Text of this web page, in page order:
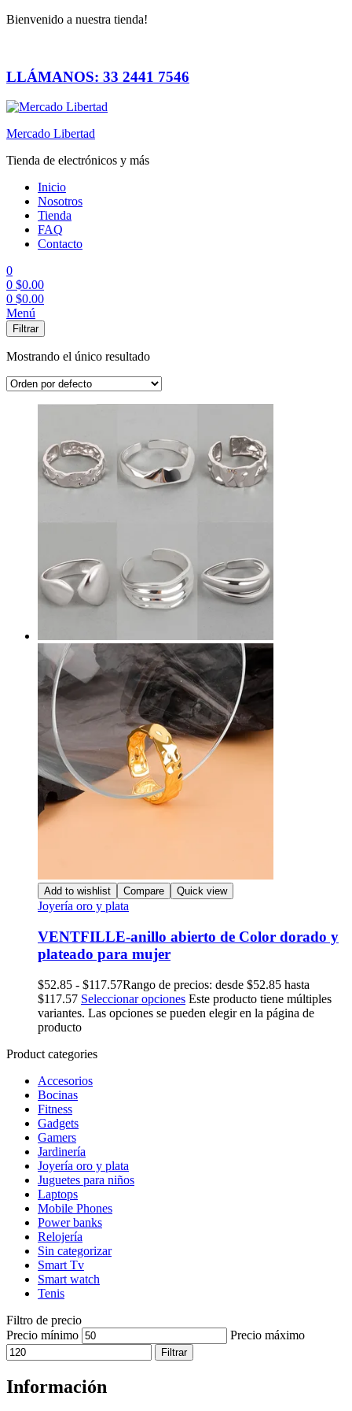
Bienvenido a nuestra tienda!
LLÁMANOS: 33 2441 7546
Mercado Libertad
Tienda de electrónicos y más
Inicio
Nosotros
Tienda
FAQ
Contacto
0
0 $0.00
0 $0.00
Menú
Filtrar
Mostrando el único resultado
Add to wishlist Compare Quick view
Joyería oro y plata
VENTFILLE-anillo abierto de Color dorado y
plateado para mujer
$52.85 - $117.57Rango de precios: desde $52.85 hasta
$117.57 Seleccionar opciones Este producto tiene múltiples
variantes. Las opciones se pueden elegir en la página de
producto
Product categories
Accesorios
Bocinas
Fitness
Gadgets
Gamers
Jardinería
Joyería oro y plata
Juguetes para niños
Laptops
Mobile Phones
Power banks
Relojería
Sin categorizar
Smart Tv
Smart watch
Tenis
Filtro de precio
Precio mínimo
Precio máximo
Filtrar
Información